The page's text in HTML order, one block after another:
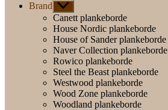
Brand Vis
undermenu
Canett plankeborde
House Nordic plankeborde
House of Sander plankeborde
Naver Collection plankeborde
Rowico plankeborde
Steel the Beast plankeborde
Westwood plankeborde
Wood Zone plankeborde
Woodland plankeborde